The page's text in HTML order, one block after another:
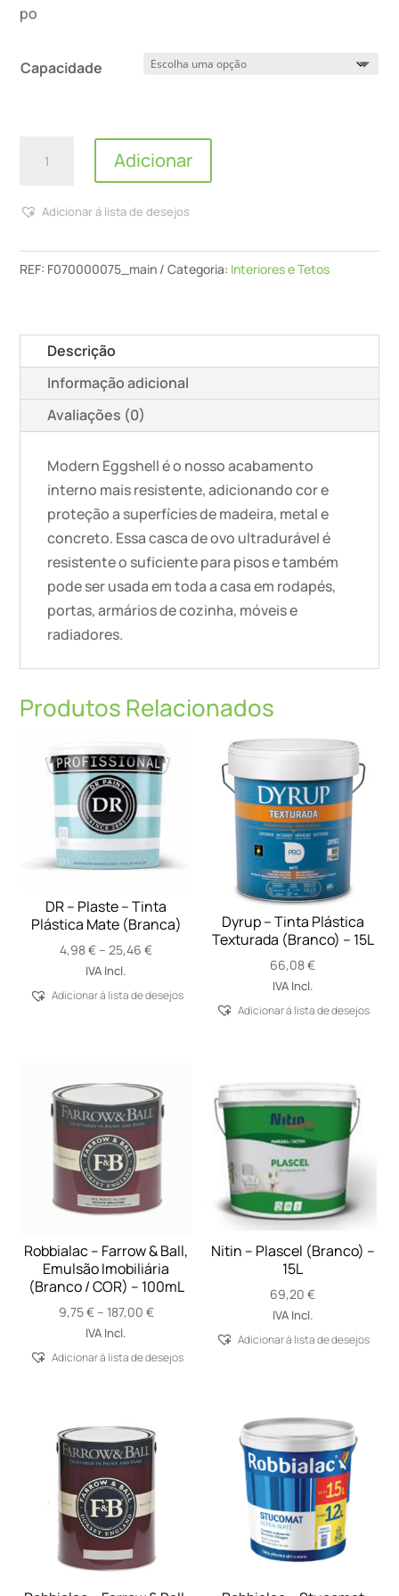
po
Capacidade
Quantidade
-
&
Modern
Eggshell
Adicionar
Adicionar á lista de desejos
REF: F070000075_main Categoria: Interiores e Tetos
Descrição
Informação adicional
Avaliações (0)
Modern Eggshell é o nosso acabamento
interno mais resistente, adicionando cor e
proteção a superfícies de madeira, metal e
concreto. Essa casca de ovo ultradurável é
resistente o suficiente para pisos e também
pode ser usada em toda a casa em rodapés,
portas, armários de cozinha, móveis e
radiadores.
Produtos Relacionados
DR – Plaste – Tinta
Plástica Mate (Branca)
4,98€ – 25,46€Price
through
IVA Incl.
Adicionar á lista de desejos
Dyrup – Tinta Plástica
Texturada (Branco) – 15L
66,08€
IVA Incl.
Adicionar á lista de desejos
Robbialac – Farrow & Ball,
Emulsão Imobiliária
(Branco / COR) – 100mL
9,75€ – 187,00 €Price
through
IVA Incl.
Adicionar á lista de desejos
Nitin – Plascel (Branco) –
15L
69,20€
IVA Incl.
Adicionar á lista de desejos